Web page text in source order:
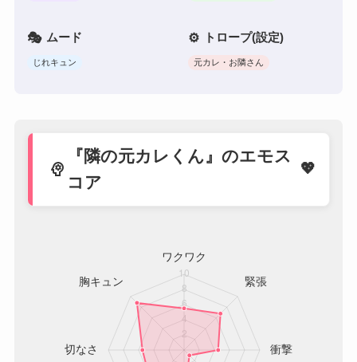
ムード
じれキュン
トロープ(設定)
元カレ・お隣さん
psychology
『隣の元カレくん』のエモス
コア